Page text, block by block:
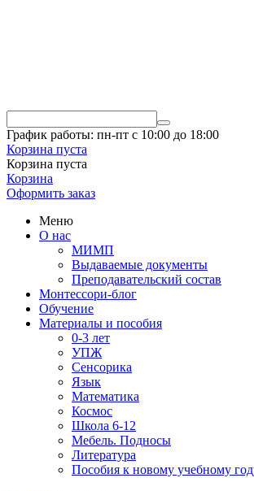
График работы: пн-пт с 10:00 до 18:00
Корзина пуста
Корзина пуста
Корзина
Оформить заказ
Меню
О нас
МИМП
Выдаваемые документы
Преподавательский состав
Монтессори-блог
Обучение
Материалы и пособия
0-3 лет
УПЖ
Сенсорика
Язык
Математика
Космос
Школа 6-12
Мебель. Подносы
Литература
Пособия к новому учебному